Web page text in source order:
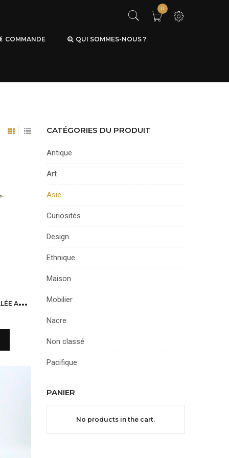
0
COMMANDE QUI SOMMES-NOUS ?
P
ETITE THÉIÈRE BAMBOU ÉMAILLÉE ANCIENNE
CATÉGORIES DU PRODUIT
Antique
Art
Asie
Curiosités
Design
Ethnique
Maison
Mobilier
Nacre
Non classé
Pacifique
PANIER
No products in the cart.